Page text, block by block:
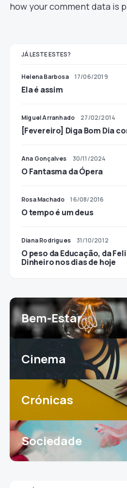
how your comment data is
JÁ LESTE ESTES?
Helena Barbosa 17/06/2019
Ela é assim
Miguel Arranhado 27/02/2014
[Fevereiro] Diga Bom Dia
Ana Gonçalves 30/11/2024
O Fantasma da Ópera
Rosa Machado 16/08/2016
O tempo é um deus
Diana Rodrigues 31/10/2012
O peso da Educação, da
Dinheiro nos dias de hoje
Bem-Estar
Cinema
Crónicas
Sociedade